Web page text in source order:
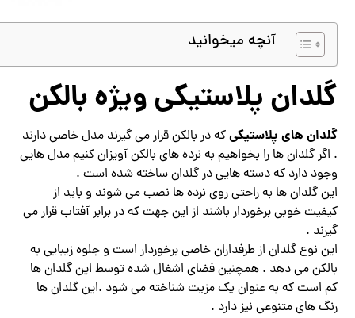
آنچه میخوانید
گلدان پلاستیکی ویژه بالکن
گلدان های پلاستیکیکه در بالکن قرار می گیرند مدل خاصی دارند
. اگر گلدان ها را بخواهیم به نرده های بالکن آویزان کنیم مدل هایی
وجود دارد که دسته هایی در گلدان ساخته شده است .
این گلدان ها به راحتی روی نرده ها نصب می شوند و باید از
کیفیت خوبی برخوردار باشند از این جهت که در برابر آفتاب قرار می
گیرند .
این نوع گلدان از طرفداران خاصی برخوردار است و جلوه زیبایی به
بالکن می دهد . همچنین فضای اشغال شده توسط این گلدان ها
کم است که به عنوان یک مزیت شناخته می شود .این گلدان ها
رنگ های متنوعی نیز دارد .